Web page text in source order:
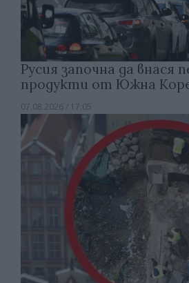
Русия започна да внася
продукти от Южна
07.08.2026 / 17:05